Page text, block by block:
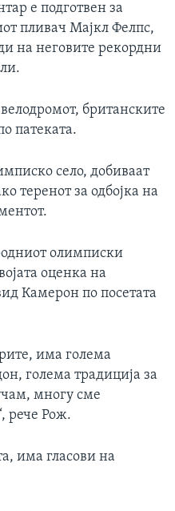
е подготвен за
пливач Мајкл Фелпс,
на неговите рекордни
британските
патеката.
село, добиваат
теренот за одбојка на
олимписки
оценка на
Камерон по посетата
има голема
голема традиција за
многу сме
рече Рож.
има гласови на